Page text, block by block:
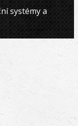
systémy a